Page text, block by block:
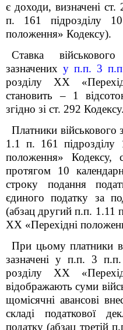
є доходи, визначені
п. 161 підрозділу
положення» Кодексу).
Ставка
зазначениху п.п. 3
розділу XX
становить – 1
згідно зі ст. 292 Кодексу.
Платники військового
1.1 п. 161 підрозділу
положення» Кодексу,
протягом 10
строку подання
єдиного податку за
(абзац другий п.п. 1.11
XX «Перехідні
При цьому платники
зазначені у п.п. 3
розділу XX
відображають суми
щомісячні авансові
складі податкової
податку(абзац третій